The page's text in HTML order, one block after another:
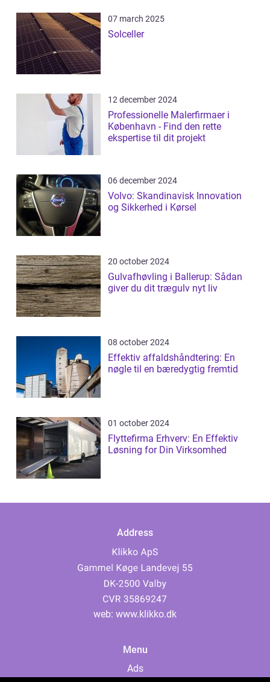
07 march 2025
Solceller
12 december 2024
Professionelle Malerfirmaer i
København - Find den rette
ekspertise til dit projekt
06 december 2024
Volvo: Skandinavisk Innovation
og Sikkerhed i Kørsel
20 october 2024
Gulvafhøvling i Ballerup: Sådan
giver du dit trægulv nyt liv
08 october 2024
Effektiv affaldshåndtering: En
nøgle til en bæredygtig fremtid
01 october 2024
Flyttefirma Erhverv: En Effektiv
Løsning for Din Virksomhed
Address
web: www.klikko.dk
Menu
Ads